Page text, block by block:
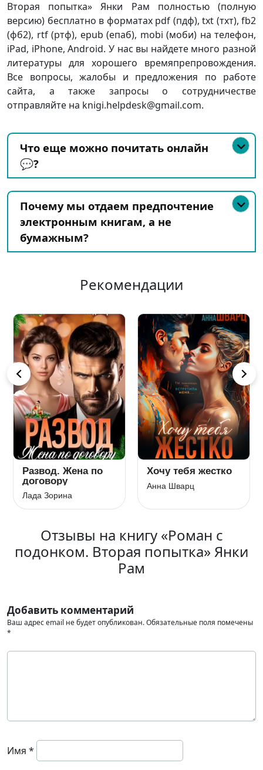
Вторая попытка» Янки Рам полностью (полную
версию) бесплатно в форматах pdf (пдф), txt (тхт), fb2
(фб2), rtf (ртф), epub (епаб), mobi (моби) на телефон,
iPad, iPhone, Android. У нас вы найдете много разной
литературы для хорошего времяпрепровождения.
Все вопросы, жалобы и предложения по работе
сайта, а также запросы о сотрудничестве
отправляйте на knigi.helpdesk@gmail.com.
Что еще можно почитать онлайн
💬?
Почему мы отдаем предпочтение
электронным книгам, а не
бумажным?
Рекомендации
Развод. Жена по
договору
Лада Зорина
Хочу тебя жестко
Анна Шварц
Отзывы на книгу «Роман с
подонком. Вторая попытка» Янки
Рам
Добавить комментарий
Ваш адрес email не будет опубликован.Обязательные поля помечены
*
Имя *